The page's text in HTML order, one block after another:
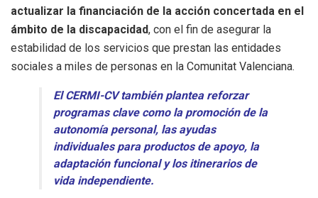
actualizar la financiación de la acción concertada en el
ámbito de la discapacidad, con el fin de asegurar la
estabilidad de los servicios que prestan las entidades
sociales a miles de personas en la Comunitat Valenciana.
El CERMI-CV también plantea reforzar
programas clave como la promoción de la
autonomía personal, las ayudas
individuales para productos de apoyo, la
adaptación funcional y los itinerarios de
vida independiente.